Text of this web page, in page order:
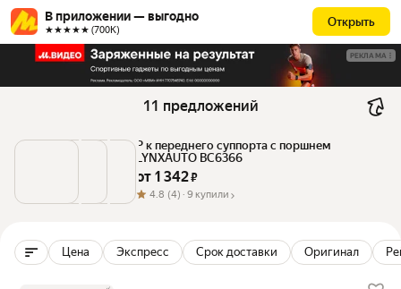
В приложении — выгодно
★★★★★ (700К)
Открыть
РЕКЛАМА
11 предложений
Р к переднего суппорта с поршнем
LYNXAUTO BC6366
от 1 342 ₽
4.8 (4) · 9 купили
Цена Экспресс Срок доставки Оригинал